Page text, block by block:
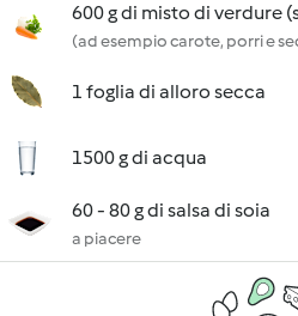
600 g di misto di verdure
(ad esempio carote, porri e
1 foglia di alloro secca
1500 g di acqua
60 - 80 g di salsa di soia
a piacere